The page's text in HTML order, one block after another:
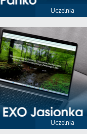
Uczelnia
Uczelnia